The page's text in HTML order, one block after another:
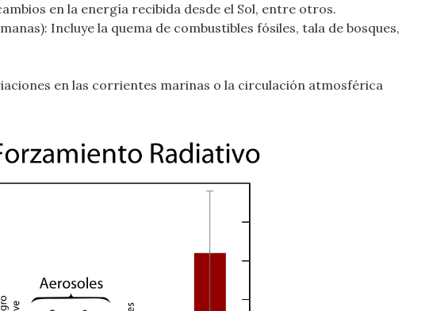
en la energía recibida desde el Sol, entre otros.
Incluye la quema de combustibles fósiles, tala de bosques,
en las corrientes marinas o la circulación atmosférica